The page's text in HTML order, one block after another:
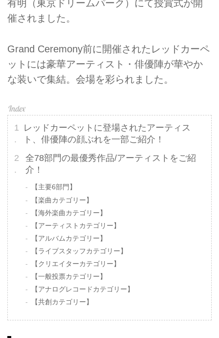
有明（東京ドリームパーク）にて授賞式が開
催されました。
Grand Ceremony前に開催されたレッドカーペ
ットには豪華アーティスト・俳優陣が華やか
な装いで集結。会場を彩られました。
レッドカーペットに登場されたアーティス
ト、俳優陣の顔ぶれを一部ご紹介！
全78部門の最優秀作品/アーティストをご紹
介！
【主要6部門】
【楽曲カテゴリー】
【海外楽曲カテゴリー】
【アーティストカテゴリー】
【アルバムカテゴリー】
【ライブスタッフカテゴリー】
【クリエイターカテゴリー】
【一般投票カテゴリー】
【アナログレコードカテゴリー】
【共創カテゴリー】